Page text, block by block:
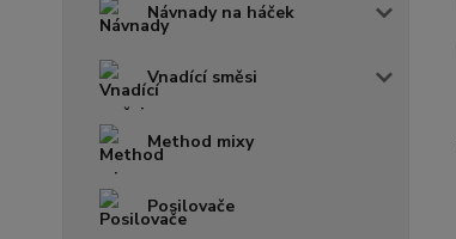
Návnady na háček
Vnadící směsi
Method mixy
Posilovače